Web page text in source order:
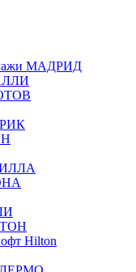
МАДРИД
Hilton